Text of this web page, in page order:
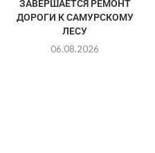
ЗАВЕРШАЕТСЯ РЕМОНТ
ДОРОГИ К САМУРСКОМУ
ЛЕСУ
06.08.2026